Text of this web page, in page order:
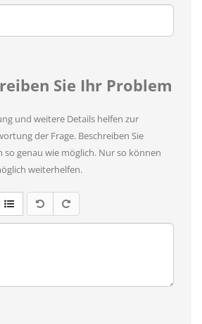
Sie Ihr Problem
und weitere Details helfen zur
der Frage. Beschreiben Sie
so genau wie möglich. Nur so können
weiterhelfen.